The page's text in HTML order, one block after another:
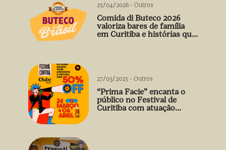
25/04/2026 - Outros
Comida di Buteco 2026
valoriza bares de família
em Curitiba e histórias que
27/03/2025 - Outros
“Prima Facie” encanta o
público no Festival de
Curitiba com atuação